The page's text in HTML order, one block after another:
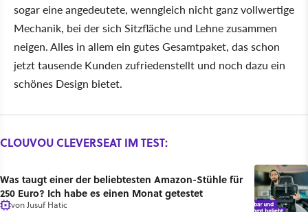
sogar eine angedeutete, wenngleich nicht ganz vollwertige
Mechanik, bei der sich Sitzfläche und Lehne zusammen
neigen. Alles in allem ein gutes Gesamtpaket, das schon
jetzt tausende Kunden zufriedenstellt und noch dazu ein
schönes Design bietet.
CLOUVOU CLEVERSEAT IM TEST:
Was taugt einer der beliebtesten Amazon-Stühle für
250 Euro? Ich habe es einen Monat getestet
vonJusuf Hatic